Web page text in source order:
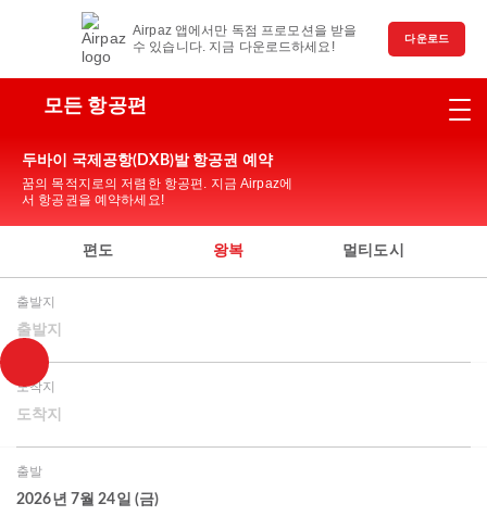
Airpaz 앱에서만 독점 프로모션을 받을
수 있습니다. 지금 다운로드하세요!
다운로드
모든 항공편
두바이 국제공항(DXB)발 항공권 예약
꿈의 목적지로의 저렴한 항공편. 지금 Airpaz에
서 항공권을 예약하세요!
편도 왕복 멀티도시
출발지
출발지
도착지
도착지
출발
2026년 7월 24일 (금)